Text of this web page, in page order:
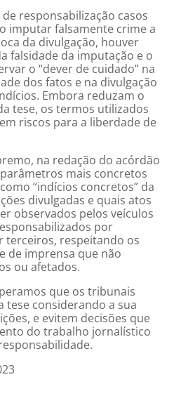
responsabilização casos
imputar falsamente crime a
da divulgação, houver
falsidade da imputação e o
o “dever de cuidado” na
dos fatos e na divulgação
Embora reduzam o
tese, os termos utilizados
riscos para a liberdade de
na redação do acórdão
mais concretos
“indícios concretos” da
divulgadas e quais atos
observados pelos veículos
por
terceiros, respeitando os
de imprensa que não
ou afetados.
que os tribunais
tese considerando a sua
e evitem decisões que
do trabalho jornalístico